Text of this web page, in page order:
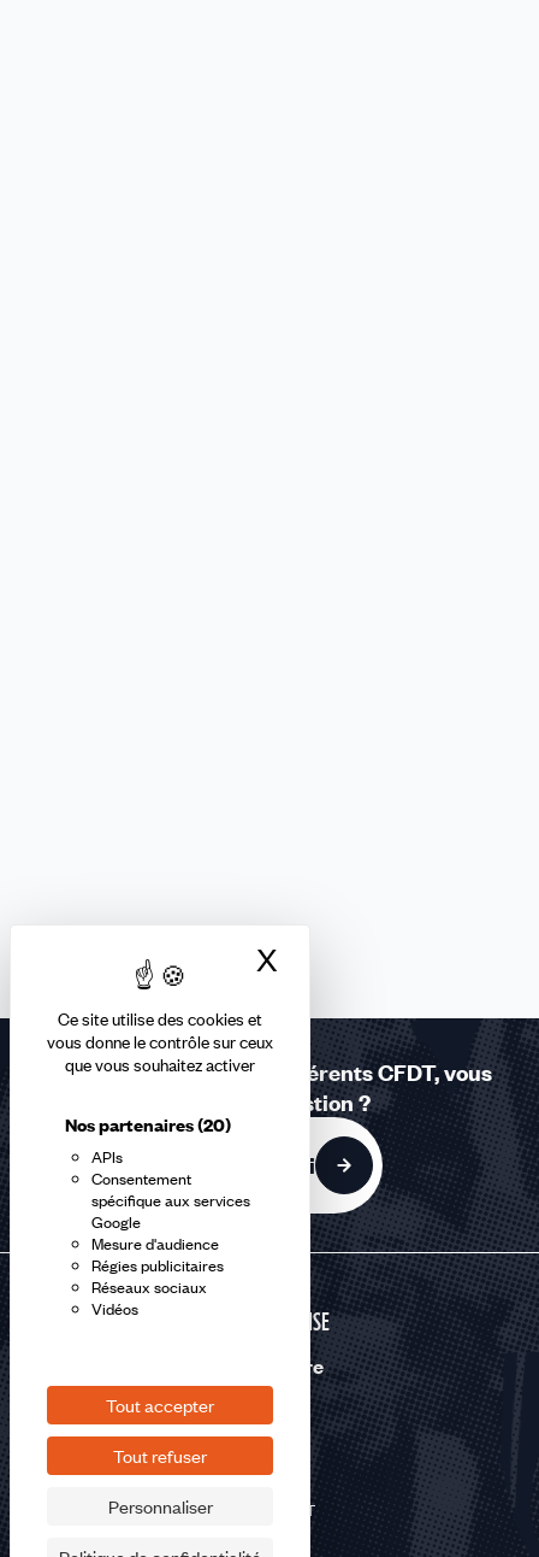
Ce site utilise des cookies et
vous donne le contrôle sur ceux
que vous souhaitez activer
Nos partenaires(20)
APIs
Consentement
spécifique aux services
Google
Mesure d'audience
Régies publicitaires
Réseaux sociaux
Vidéos
Tout accepter
Tout refuser
Personnaliser
X
Réponses à la carte - Adhérents CFDT, vous
avez une question ?
C'est par ici
DÉFENSE
Nous suivre
©2026 CFDT